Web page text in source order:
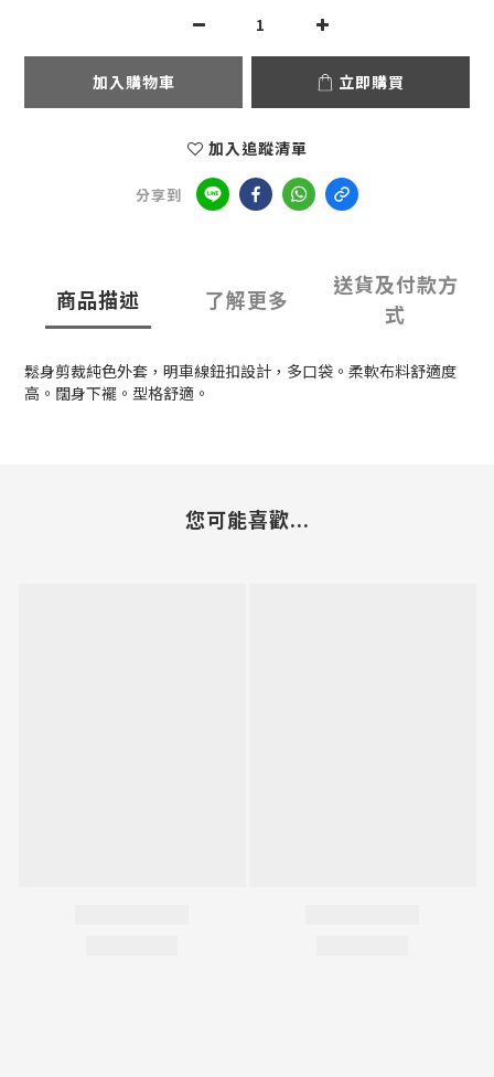
加入購物車 立即購買
加入追蹤清單
分享到
商品描述 了解更多
送貨及付款方
式
鬆身剪裁純色外套，明車線鈕扣設計，多口袋。柔軟布料舒適度
高。闊身下襬。型格舒適。
您可能喜歡...